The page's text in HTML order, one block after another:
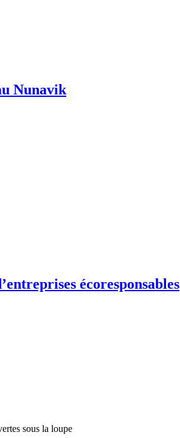
Nunavik
écoresponsables
sous la loupe